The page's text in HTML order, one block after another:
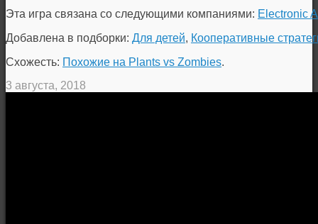
Эта игра связана со следующими компаниями: Electronic
Добавлена в подборки: Для детей, Кооперативные
Схожесть: Похожие на Plants vs Zombies.
3 августа, 2018